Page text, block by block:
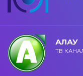
АЛАУ
ТВ